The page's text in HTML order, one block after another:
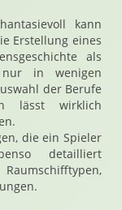
kann
Erstellung eines
als
nur in wenigen
der Berufe
lässt wirklich
die ein Spieler
detailliert